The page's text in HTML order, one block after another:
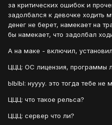
за критических ошибок и
задолбался к девочке ходить
денег не берет, намекает на
бы намекает, что задолбал
А на маке - включил,
ЦЦЦ: ОС лицензия, программы
ЫЫЫ: нуууу. это тогда тебе не
ЦЦЦ: что такое рельса?
ЦЦЦ: сервер что ли?